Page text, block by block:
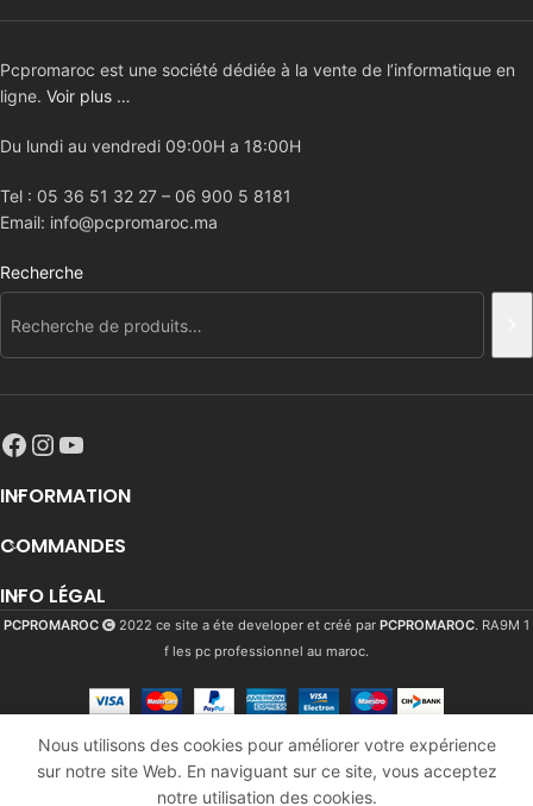
Pcpromaroc est une société dédiée à la vente de l’informatique en
ligne. Voir plus …
Du lundi au vendredi 09:00H a 18:00H
Tel : 05 36 51 32 27 – 06 900 5 8181
Email: info@pcpromaroc.ma
Recherche
INFORMATION
COMMANDES
INFO LÉGAL
PCPROMAROC 2022 ce site a éte developer et créé par PCPROMAROC. RA9M 1
f les pc professionnel au maroc.
Nous utilisons des cookies pour améliorer votre expérience
sur notre site Web. En naviguant sur ce site, vous acceptez
notre utilisation des cookies.
Epson
3016Dhs
En
stock